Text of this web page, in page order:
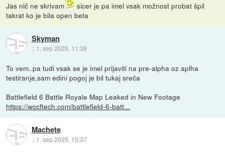
Jas nič ne skrivam
sicer je pa imel vsak možnost probat špil
takrat ko je bila open beta
Skyman
:: 1. sep 2025, 11:38
To vem..pa tudi vsak se je imel prijaviti na pre-alpha oz aplha
testiranje,sam edini pogoj je bil tukaj sreča
Battlefield 6 Battle Royale Map Leaked in New Footage
https://wccftech.com/battlefield-6-batt...
Machete
:: 1. sep 2025, 15:37